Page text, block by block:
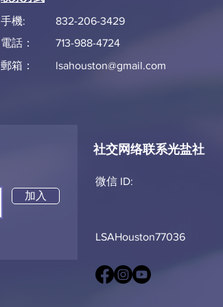
手機:
電話：
郵箱：
832-206-3429
713-988-4724
lsahouston@gmail.com
加入
社交网络联系光盐社
微信 ID:​​
LSAHouston77036